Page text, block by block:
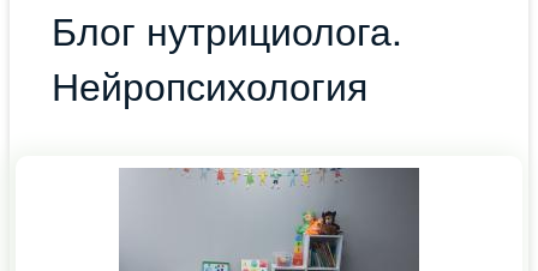
Блог нутрициолога.
Нейропсихология